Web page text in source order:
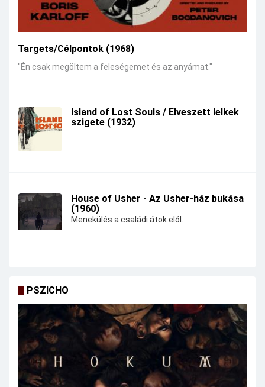
Targets/Célpontok (1968)
"Én csak megöltem a feleségemet és az anyámat."
Island of Lost Souls / Elveszett lelkek
szigete (1932)
House of Usher - Az Usher-ház bukása
(1960)
Menekülés a családi átok elől.
PSZICHO